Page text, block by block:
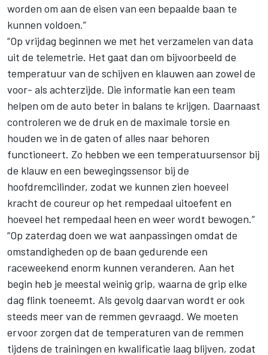
worden om aan de eisen van een bepaalde baan te
kunnen voldoen.”
“Op vrijdag beginnen we met het verzamelen van data
uit de telemetrie. Het gaat dan om bijvoorbeeld de
temperatuur van de schijven en klauwen aan zowel de
voor- als achterzijde. Die informatie kan een team
helpen om de auto beter in balans te krijgen. Daarnaast
controleren we de druk en de maximale torsie en
houden we in de gaten of alles naar behoren
functioneert. Zo hebben we een temperatuursensor bij
de klauw en een bewegingssensor bij de
hoofdremcilinder, zodat we kunnen zien hoeveel
kracht de coureur op het rempedaal uitoefent en
hoeveel het rempedaal heen en weer wordt bewogen.”
“Op zaterdag doen we wat aanpassingen omdat de
omstandigheden op de baan gedurende een
raceweekend enorm kunnen veranderen. Aan het
begin heb je meestal weinig grip, waarna de grip elke
dag flink toeneemt. Als gevolg daarvan wordt er ook
steeds meer van de remmen gevraagd. We moeten
ervoor zorgen dat de temperaturen van de remmen
tijdens de trainingen en kwalificatie laag blijven, zodat